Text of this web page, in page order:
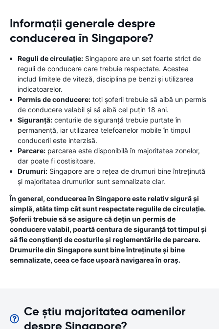
Informații generale despre
conducerea în Singapore?
Reguli de circulație: Singapore are un set foarte strict de
reguli de conducere care trebuie respectate. Acestea
includ limitele de viteză, disciplina pe benzi și utilizarea
indicatoarelor.
Permis de conducere: toți șoferii trebuie să aibă un permis
de conducere valabil și să aibă cel puțin 18 ani.
Siguranță: centurile de siguranță trebuie purtate în
permanență, iar utilizarea telefoanelor mobile în timpul
conducerii este interzisă.
Parcare: parcarea este disponibilă în majoritatea zonelor,
dar poate fi costisitoare.
Drumuri: Singapore are o rețea de drumuri bine întreținută
și majoritatea drumurilor sunt semnalizate clar.
În general, conducerea în Singapore este relativ sigură și
simplă, atâta timp cât sunt respectate regulile de circulație.
Șoferii trebuie să se asigure că dețin un permis de
conducere valabil, poartă centura de siguranță tot timpul și
să fie conștienți de costurile și reglementările de parcare.
Drumurile din Singapore sunt bine întreținute și bine
semnalizate, ceea ce face ușoară navigarea în oraș.
Ce știu majoritatea oamenilor
despre Singapore?